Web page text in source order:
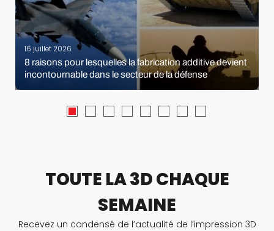
16 juillet 2026
8 raisons pour lesquelles la fabrication additive devient
incontournable dans le secteur de la défense
TOUTE LA 3D CHAQUE
SEMAINE
Recevez un condensé de l’actualité de l’impression 3D